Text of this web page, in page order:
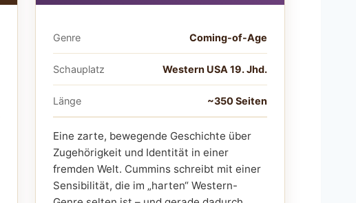
Genre Coming-of-Age
Schauplatz Western USA 19. Jhd.
Länge ~350 Seiten
Eine zarte, bewegende Geschichte über
Zugehörigkeit und Identität in einer
fremden Welt. Cummins schreibt mit einer
Sensibilität, die im „harten“ Western-